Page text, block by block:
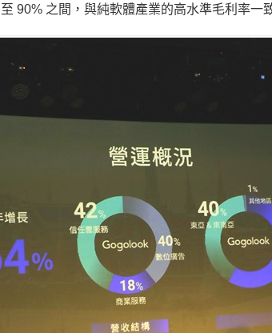
90% 之間，與純軟體產業的高水準毛利率一